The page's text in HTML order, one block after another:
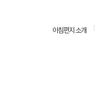
아침편지 소개